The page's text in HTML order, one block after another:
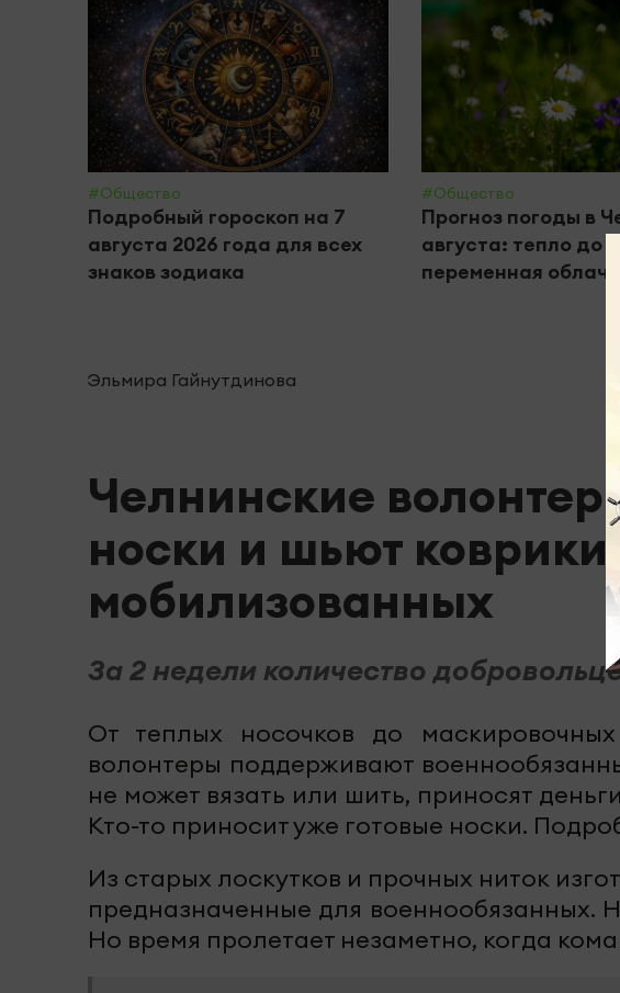
#Общество
Подробный гороскоп на 7
августа 2026 года для всех
знаков зодиака
#Общество
Прогноз погоды в
августа: тепло до
переменная
Эльмира Гайнутдинова
Челнинские
носки и шьют
мобилизованных
За 2 недели количество
От теплых носочков до
волонтеры поддерживают
не может вязать или шить, приносят
Кто-то приносит уже готовые носки.
Из старых лоскутков и прочных ниток
предназначенные для военнообязанных.
Но время пролетает незаметно, когда